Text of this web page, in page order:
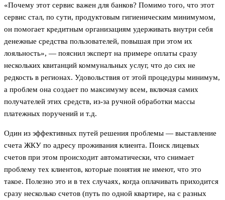
«Почему этот сервис важен для банков? Помимо того, что этот
сервис стал, по сути, продуктовым гигиеническим минимумом,
он помогает кредитным организациям удерживать внутри себя
денежные средства пользователей, повышая при этом их
лояльность», — пояснил эксперт на примере оплаты сразу
нескольких квитанций коммунальных услуг, что до сих не
редкость в регионах. Удовольствия от этой процедуры минимум,
а проблем она создает по максимуму всем, включая самих
получателей этих средств, из-за ручной обработки массы
платежных поручений и т.д.
Один из эффективных путей решения проблемы — выставление
счета ЖКУ по адресу проживания клиента. Поиск лицевых
счетов при этом происходит автоматически, что снимает
проблему тех клиентов, которые понятия не имеют, что это
такое. Полезно это и в тех случаях, когда оплачивать приходится
сразу несколько счетов (путь по одной квартире, на с разных